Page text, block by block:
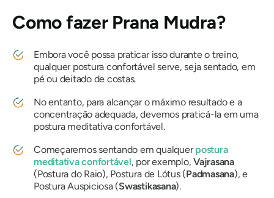
Como fazer Prana Mudra?
Embora você possa praticar isso durante o treino,
qualquer postura confortável serve, seja sentado, em
pé ou deitado de costas.
No entanto, para alcançar o máximo resultado e a
concentração adequada, devemos praticá-la em uma
postura meditativa confortável.
Começaremos sentando em qualquerpostura
meditativa confortável, por exemplo,Vajrasana
(Postura do Raio), Postura de Lótus (Padmasana), e
Postura Auspiciosa (Swastikasana).